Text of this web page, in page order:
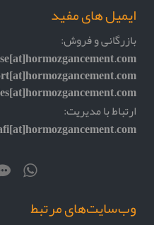
ایمیل های مفید
بازرگانی و فروش:
ارتباط با مدیریت:
وب‌سایت‌های مرتبط